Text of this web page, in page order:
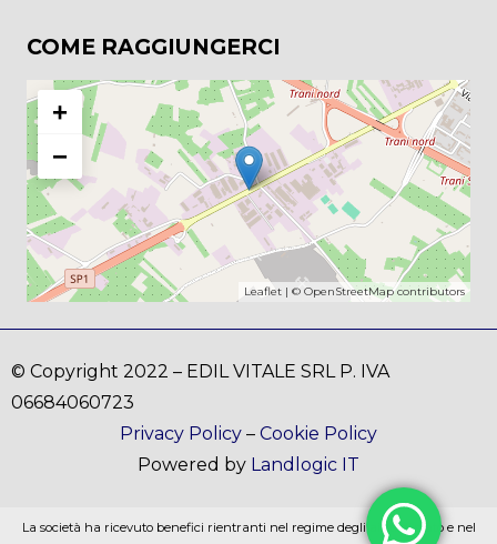
COME RAGGIUNGERCI
+
−
Leaflet | © OpenStreetMapcontributors
© Copyright 2022 – EDIL VITALE SRL P. IVA
06684060723
Privacy Policy – Cookie Policy
Powered by Landlogic IT
La società ha ricevuto benefici rientranti nel regime degli aiuti di stato e nel